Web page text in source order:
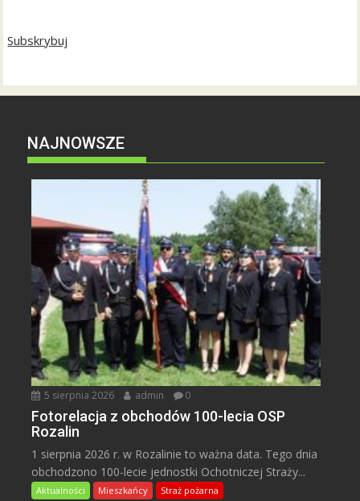
Subskrybuj
NAJNOWSZE
5 sierpnia 2026 admin 0
Fotorelacja z obchodów 100-lecia OSP
Rozalin
1 sierpnia 2026 r. w Rozalinie to ważna data. Tego dnia
obchodzono 100-lecie jednostki Ochotniczej Straży...
Aktualności Mieszkańcy Straż pożarna